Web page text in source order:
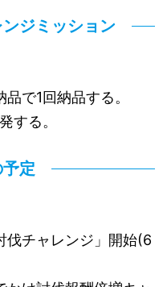
ジミッション
で1回納品する。
する。
定
伐チャレンジ」開始(6